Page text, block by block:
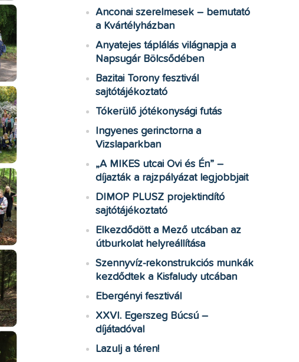
Anconai szerelmesek – bemutató
a Kvártélyházban
Anyatejes táplálás világnapja a
Napsugár Bölcsődében
Bazitai Torony fesztivál
sajtótájékoztató
Tókerülő jótékonysági futás
Ingyenes gerinctorna a
Vizslaparkban
„A MIKES utcai Ovi és Én” –
díjazták a rajzpályázat legjobbjait
DIMOP PLUSZ projektindító
sajtótájékoztató
Elkezdődött a Mező utcában az
útburkolat helyreállítása
Szennyvíz-rekonstrukciós munkák
kezdődtek a Kisfaludy utcában
Ebergényi fesztivál
XXVI. Egerszeg Búcsú –
díjátadóval
Lazulj a téren!